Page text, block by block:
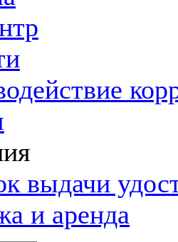
выдачи
и аренда